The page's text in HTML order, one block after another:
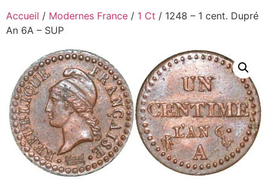
Accueil / Modernes France / 1 Ct / 1248 – 1 cent. Dupré
An 6A – SUP